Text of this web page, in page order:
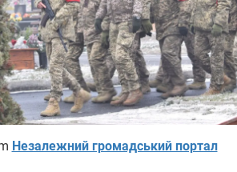
Незалежний громадський портал